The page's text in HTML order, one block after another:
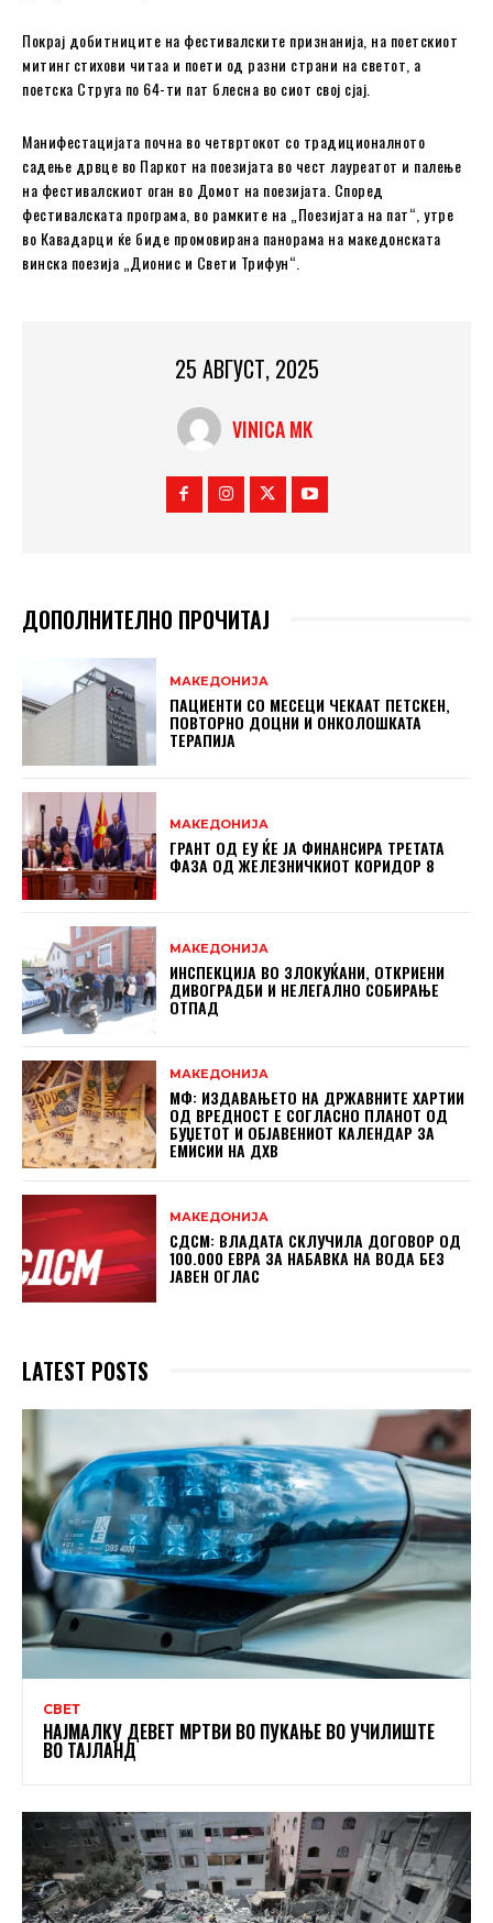
Покрај добитниците на фестивалските признанија, на поетскиот
митинг стихови читаа и поети од разни страни на светот, а
поетска Струга по 64-ти пат блесна во сиот свој сјај.
Манифестацијата почна во четвртокот со традиционалното
садење дрвце во Паркот на поезијата во чест лауреатот и палење
на фестивалскиот оган во Домот на поезијата. Според
фестивалската програма, во рамките на „Поезијата на пат“, утре
во Кавадарци ќе биде промовирана панорама на македонската
винска поезија „Дионис и Свети Трифун“.
25 АВГУСТ, 2025
VINICA MK
ДОПОЛНИТЕЛНО ПРОЧИТАЈ
МАКЕДОНИЈА
ПАЦИЕНТИ СО МЕСЕЦИ ЧЕКААТ ПЕТСКЕН,
ПОВТОРНО ДОЦНИ И ОНКОЛОШКАТА
ТЕРАПИЈА
МАКЕДОНИЈА
ГРАНТ ОД ЕУ ЌЕ ЈА ФИНАНСИРА ТРЕТАТА
ФАЗА ОД ЖЕЛЕЗНИЧКИОТ КОРИДОР 8
МАКЕДОНИЈА
ИНСПЕКЦИЈА ВО ЗЛОКУЌАНИ, ОТКРИЕНИ
ДИВОГРАДБИ И НЕЛЕГАЛНО СОБИРАЊЕ
ОТПАД
МАКЕДОНИЈА
МФ: ИЗДАВАЊЕТО НА ДРЖАВНИТЕ ХАРТИИ
ОД ВРЕДНОСТ Е СОГЛАСНО ПЛАНОТ ОД
БУЏЕТОТ И ОБЈАВЕНИОТ КАЛЕНДАР ЗА
ЕМИСИИ НА ДХВ
МАКЕДОНИЈА
СДСМ: ВЛАДАТА СКЛУЧИЛА ДОГОВОР ОД
100.000 ЕВРА ЗА НАБАВКА НА ВОДА БЕЗ
ЈАВЕН ОГЛАС
LATEST POSTS
СВЕТ
НАЈМАЛКУ ДЕВЕТ МРТВИ ВО ПУКАЊЕ ВО УЧИЛИШТЕ
ВО ТАЈЛАНД